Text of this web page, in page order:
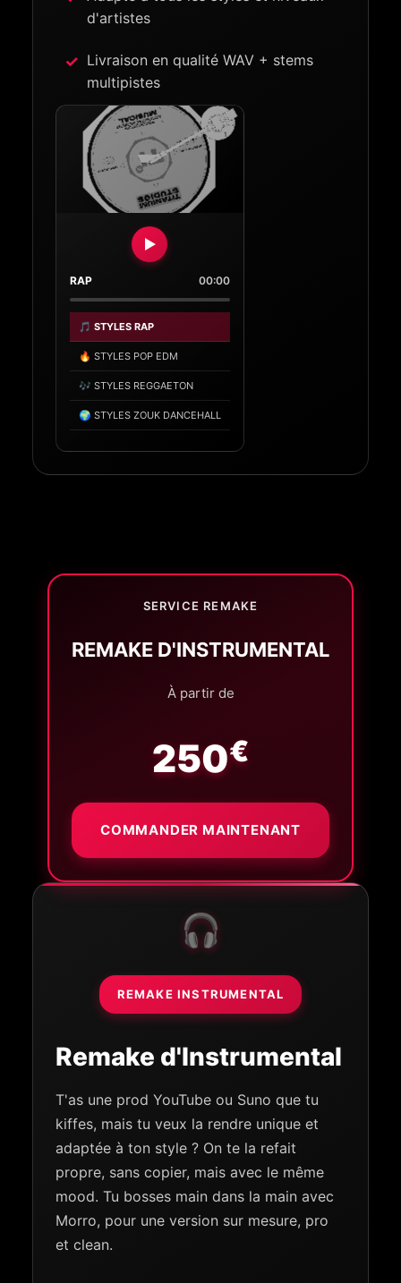
d'artistes
Livraison en qualité WAV + stems
multipistes
RAP 00:00
🎵 STYLES RAP
🔥 STYLES POP EDM
🎶 STYLES REGGAETON
🌍 STYLES ZOUK DANCEHALL
🎶 STYLES JULANCE
🎧
REMAKE INSTRUMENTAL
Remake d'Instrumental
T'as une prod YouTube ou Suno que tu
kiffes, mais tu veux la rendre unique et
adaptée à ton style ? On te la refait
propre, sans copier, mais avec le même
mood. Tu bosses main dans la main avec
Morro, pour une version sur mesure, pro
et clean.
SERVICE REMAKE
REMAKE D'INSTRUMENTAL
À partir de
250€
COMMANDER MAINTENANT